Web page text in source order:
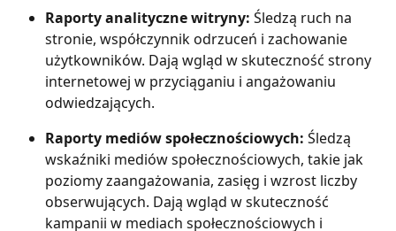
Raporty analityczne witryny: Śledzą ruch na
stronie, współczynnik odrzuceń i zachowanie
użytkowników. Dają wgląd w skuteczność strony
internetowej w przyciąganiu i angażowaniu
odwiedzających.
Raporty mediów społecznościowych: Śledzą
wskaźniki mediów społecznościowych, takie jak
poziomy zaangażowania, zasięg i wzrost liczby
obserwujących. Dają wgląd w skuteczność
kampanii w mediach społecznościowych i